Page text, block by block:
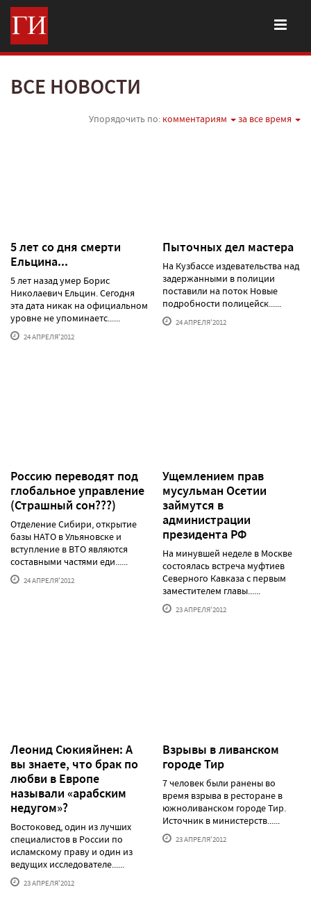
ВСЕ НОВОСТИ
Упорядочить по: комментариям за все время
5 лет со дня смерти
Ельцина...
5 лет назад умер Борис
Николаевич Ельцин. Сегодня
эта дата никак на официальном
уровне не упоминаетс......
24 АПРЕЛЯ'2012
Пыточных дел мастера
На Кузбассе издевательства над
задержанными в полиции
поставили на поток Новые
подробности полицейск......
24 АПРЕЛЯ'2012
Россию переводят под
глобальное управление
(Страшный сон???)
Отделение Сибири, открытие
базы НАТО в Ульяновске и
вступление в ВТО являются
составными частями еди......
24 АПРЕЛЯ'2012
Ущемлением прав
мусульман Осетии
займутся в
администрации
президента РФ
На минувшей неделе в Москве
состоялась встреча муфтиев
Северного Кавказа с первым
заместителем главы......
23 АПРЕЛЯ'2012
Леонид Сюкияйнен: А
вы знаете, что брак по
любви в Европе
называли «арабским
недугом»?
Востоковед, один из лучших
специалистов в России по
исламскому праву и один из
ведущих исследователе......
23 АПРЕЛЯ'2012
Взрывы в ливанском
городе Тир
7 человек были ранены во
время взрыва в ресторане в
южноливанском городе Тир.
Источник в министерств......
23 АПРЕЛЯ'2012